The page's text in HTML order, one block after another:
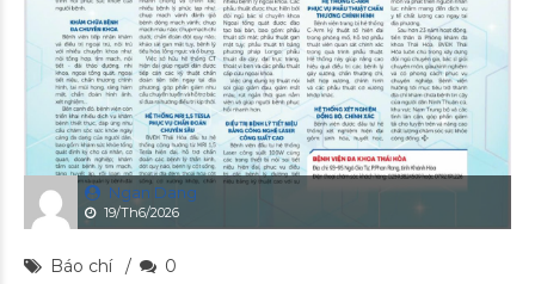
Ngan Dang
19/Th6/2026
Báo chí 0